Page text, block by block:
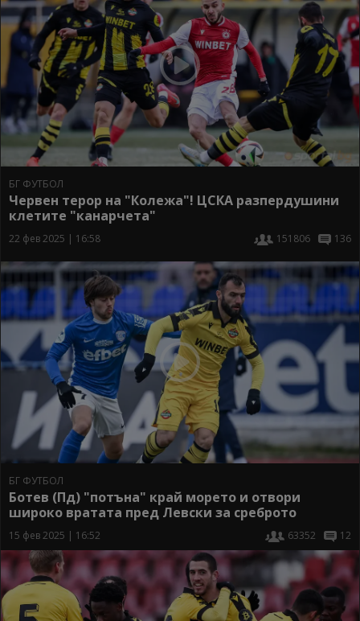
БГ ФУТБОЛ
Червен терор на "Колежа"! ЦСКА разпердушини
клетите "канарчета"
22 фев 2025 | 16:58 151806 136
БГ ФУТБОЛ
Ботев (Пд) "потъна" край морето и отвори
широко вратата пред Левски за среброто
15 фев 2025 | 16:52 63352 12